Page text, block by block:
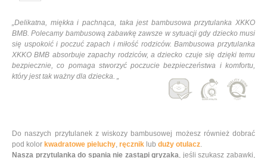
„Delikatna, miękka i pachnąca, taka jest bambusowa przytulanka XKKO
BMB. Polecamy bambusową zabawkę zawsze w sytuacji gdy dziecko musi
się uspokoić i poczuć zapach i miłość rodziców. Bambusowa przytulanka
XKKO BMB absorbuje zapachy rodziców, a dziecko czuje się dzięki temu
bezpiecznie, co pomaga stworzyć poczucie bezpieczeństwa i komfortu,
który jest tak ważny dla dziecka. „
Do naszych przytulanek z wiskozy bambusowej możesz również dobrać
pod kolor kwadratowe pieluchy, ręcznik lub duży otulacz.
Nasza przytulanka do spania nie zastąpi gryzaka, jeśli szukasz zabawki,